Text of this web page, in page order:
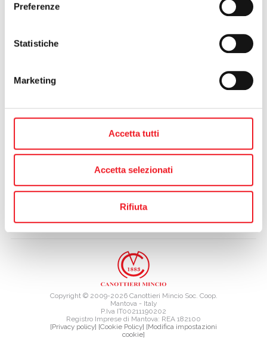
Preferenze
Statistiche
Marketing
Accetta tutti
Accetta selezionati
Rifiuta
di 4 settimane, per 3 giorni di lezione, pratiche e teoriche, ogni
settimana. Al termine delle lezioni sono previsti gli esami. Il
costo è di 320 euro, per iscrizioni ed informazioni potete
contattare il front Office della Canottieri Mincio, al numero 0376
precedente:il nuovo presidente è pelagatti
calendario eventi
Copyright © 2009-2026 Canottieri Mincio Soc. Coop.
Mantova - Italy
P.Iva IT00211190202
Registro Imprese di Mantova: REA 182100
[Privacy policy] [Cookie Policy] [Modifica impostazioni
cookie]